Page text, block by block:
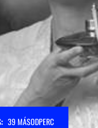
39 MÁSODPERC